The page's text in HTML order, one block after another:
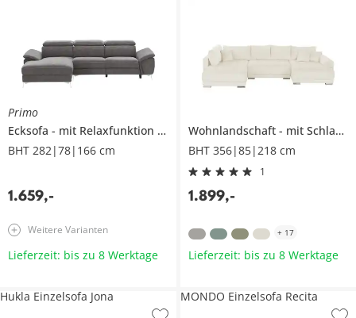
Primo
Ecksofa
mit Relaxfunktion
Danae small
BHT 282|78|166 cm
1.659,-
Weitere Varianten
Lieferzeit: bis zu 8 Werktage
Wohnlandschaft
mit Schlaffunktion
BHT 356|85|218 cm
1
1.899,-
+ 17
Lieferzeit: bis zu 8 Werktage
Hukla Einzelsofa Jona MONDO Einzelsofa Recita